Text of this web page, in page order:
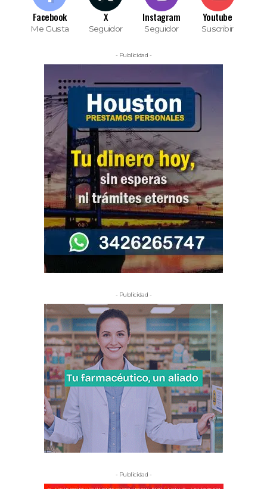
Facebook
Me Gusta
X
Seguidor
Instagram
Seguidor
Youtube
Suscribir
- Publicidad -
- Publicidad -
- Publicidad -